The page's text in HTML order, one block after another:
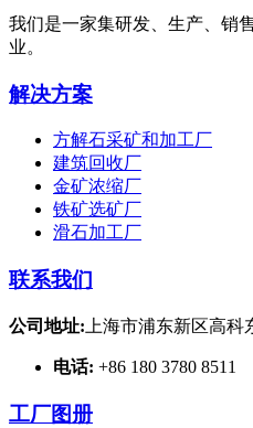
我们是一家集研发、生产、销
业。
解决方案
方解石采矿和加工厂
建筑回收厂
金矿浓缩厂
铁矿选矿厂
滑石加工厂
联系我们
公司地址: 上海市浦东新区高科
电话: +86 180 3780 8511
工厂图册